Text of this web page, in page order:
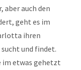
aber auch den
geht es im
ihren
und findet.
im etwas gehetzt